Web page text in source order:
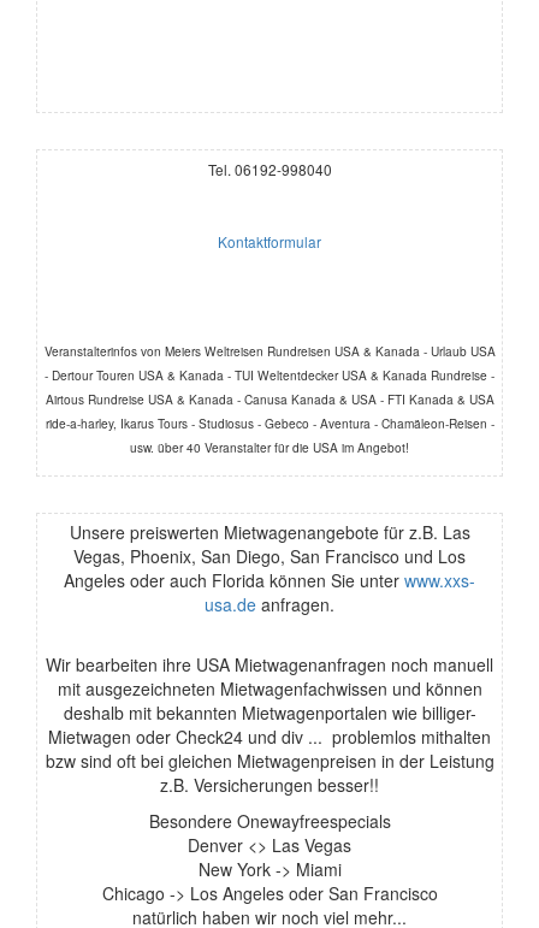
Tel. 06192-998040
Kontaktformular
Veranstalterinfos von Meiers Weltreisen Rundreisen USA & Kanada - Urlaub USA
- Dertour Touren USA & Kanada - TUI Weltentdecker USA & Kanada Rundreise -
Airtous Rundreise USA & Kanada - Canusa Kanada & USA - FTI Kanada & USA
ride-a-harley, Ikarus Tours - Studiosus - Gebeco - Aventura - Chamäleon-Reisen -
usw. über 40 Veranstalter für die USA im Angebot!
Unsere preiswerten Mietwagenangebote für z.B. Las
Vegas, Phoenix, San Diego, San Francisco und Los
Angeles oder auch Florida können Sie unter www.xxs-
usa.de anfragen.
Wir bearbeiten ihre USA Mietwagenanfragen noch manuell
mit ausgezeichneten Mietwagenfachwissen und können
deshalb mit bekannten Mietwagenportalen wie billiger-
Mietwagen oder Check24 und div ... problemlos mithalten
bzw sind oft bei gleichen Mietwagenpreisen in der Leistung
z.B. Versicherungen besser!!
Besondere Onewayfreespecials
Denver <> Las Vegas
New York -> Miami
Chicago -> Los Angeles oder San Francisco
natürlich haben wir noch viel mehr...